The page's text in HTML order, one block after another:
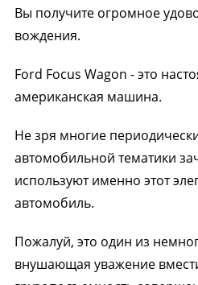
Вы получите огромное
вождения.
Ford Focus Wagon - это
американская машина.
Не зря многие
автомобильной тематики
используют именно этот
автомобиль.
Пожалуй, это один из
внушающая уважение